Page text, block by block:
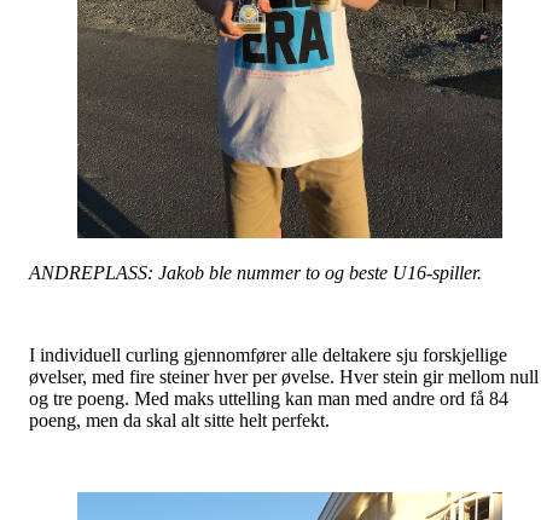
ANDREPLASS: Jakob ble nummer to og beste U16-spiller.
I individuell curling gjennomfører alle deltakere sju forskjellige
øvelser, med fire steiner hver per øvelse. Hver stein gir mellom null
og tre poeng. Med maks uttelling kan man med andre ord få 84
poeng, men da skal alt sitte helt perfekt.